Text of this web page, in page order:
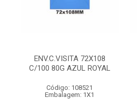
ENV.C.VISITA 72X108
C/100 80G AZUL ROYAL
Código: 108521
Embalagem: 1X1